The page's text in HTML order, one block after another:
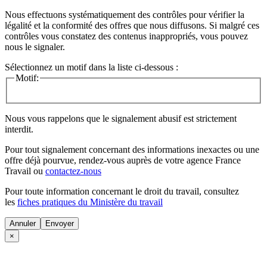
Nous effectuons systématiquement des contrôles pour vérifier la
légalité et la conformité des offres que nous diffusons. Si malgré ces
contrôles vous constatez des contenus inappropriés, vous pouvez
nous le signaler.
Sélectionnez un motif dans la liste ci-dessous :
Motif:
Nous vous rappelons que le signalement abusif est strictement
interdit.
Pour tout signalement concernant des informations inexactes ou une
offre déjà pourvue, rendez-vous auprès de votre agence France
Travail ou contactez-nous
Pour toute information concernant le droit du travail, consultez
les fiches pratiques du Ministère du travail
Annuler
×